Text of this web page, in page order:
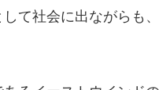
て社会に出ながらも